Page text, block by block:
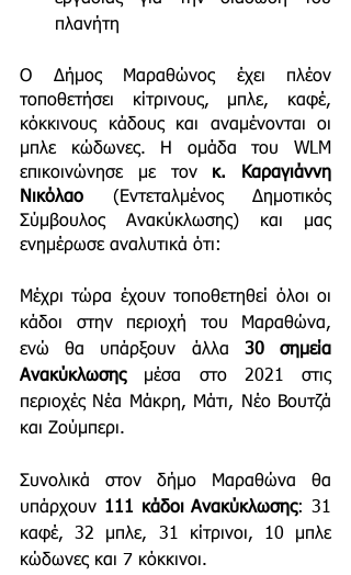
πλανήτη
Ο Δήμος Μαραθώνος έχει πλέον
τοποθετήσει κίτρινους, μπλε, καφέ,
κόκκινους κάδους και αναμένονται οι
μπλε κώδωνες. Η ομάδα του WLM
επικοινώνησε με τον κ. Καραγιάννη
Νικόλαο (Εντεταλμένος Δημοτικός
Σύμβουλος Ανακύκλωσης) και μας
ενημέρωσε αναλυτικά ότι:
Μέχρι τώρα έχουν τοποθετηθεί όλοι οι
κάδοι στην περιοχή του Μαραθώνα,
ενώ θα υπάρξουν άλλα 30 σημεία
Ανακύκλωσης μέσα στο 2021 στις
περιοχές Νέα Μάκρη, Μάτι, Νέο Βουτζά
και Ζούμπερι.
Συνολικά στον δήμο Μαραθώνα θα
υπάρχουν 111 κάδοι Ανακύκλωσης: 31
καφέ, 32 μπλε, 31 κίτρινοι, 10 μπλε
κώδωνες και 7 κόκκινοι.